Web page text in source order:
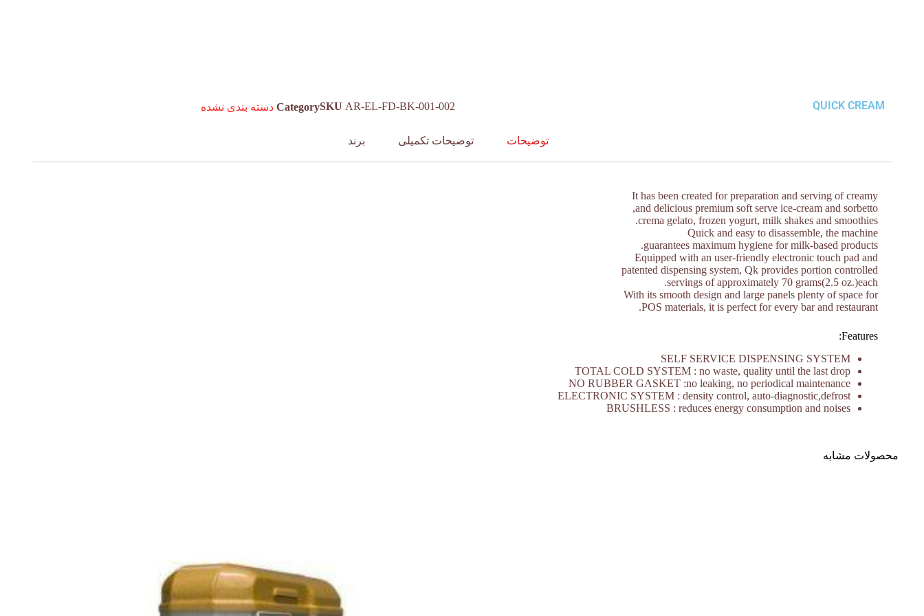
QUICK CREAM
SKU AR-EL-FD-BK-001-002
Category دسته بندی نشده
توضیحات توضیحات تکمیلی برند
It has been created for preparation and serving of creamy
and delicious premium soft serve ice-cream and sorbetto,
crema gelato, frozen yogurt, milk shakes and smoothies.
Quick and easy to disassemble, the machine
guarantees maximum hygiene for milk-based products.
Equipped with an user-friendly electronic touch pad and
patented dispensing system, Qk provides portion controlled
servings of approximately 70 grams(2.5 oz.)each.
With its smooth design and large panels plenty of space for
POS materials, it is perfect for every bar and restaurant.
Features:
SELF SERVICE DISPENSING SYSTEM
TOTAL COLD SYSTEM : no waste, quality until the last drop
NO RUBBER GASKET :no leaking, no periodical maintenance
ELECTRONIC SYSTEM : density control, auto-diagnostic,defrost
BRUSHLESS : reduces energy consumption and noises
محصولات مشابه